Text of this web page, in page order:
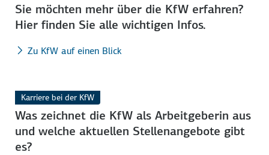
Sie möchten mehr über die KfW erfahren?
Hier finden Sie alle wich­tigen Infos.
Zu KfW auf einen Blick
Karriere bei der KfW
Was zeichnet die KfW als Arbeit­gebe­rin aus
und welche aktuellen Stellen­angebote gibt
es?